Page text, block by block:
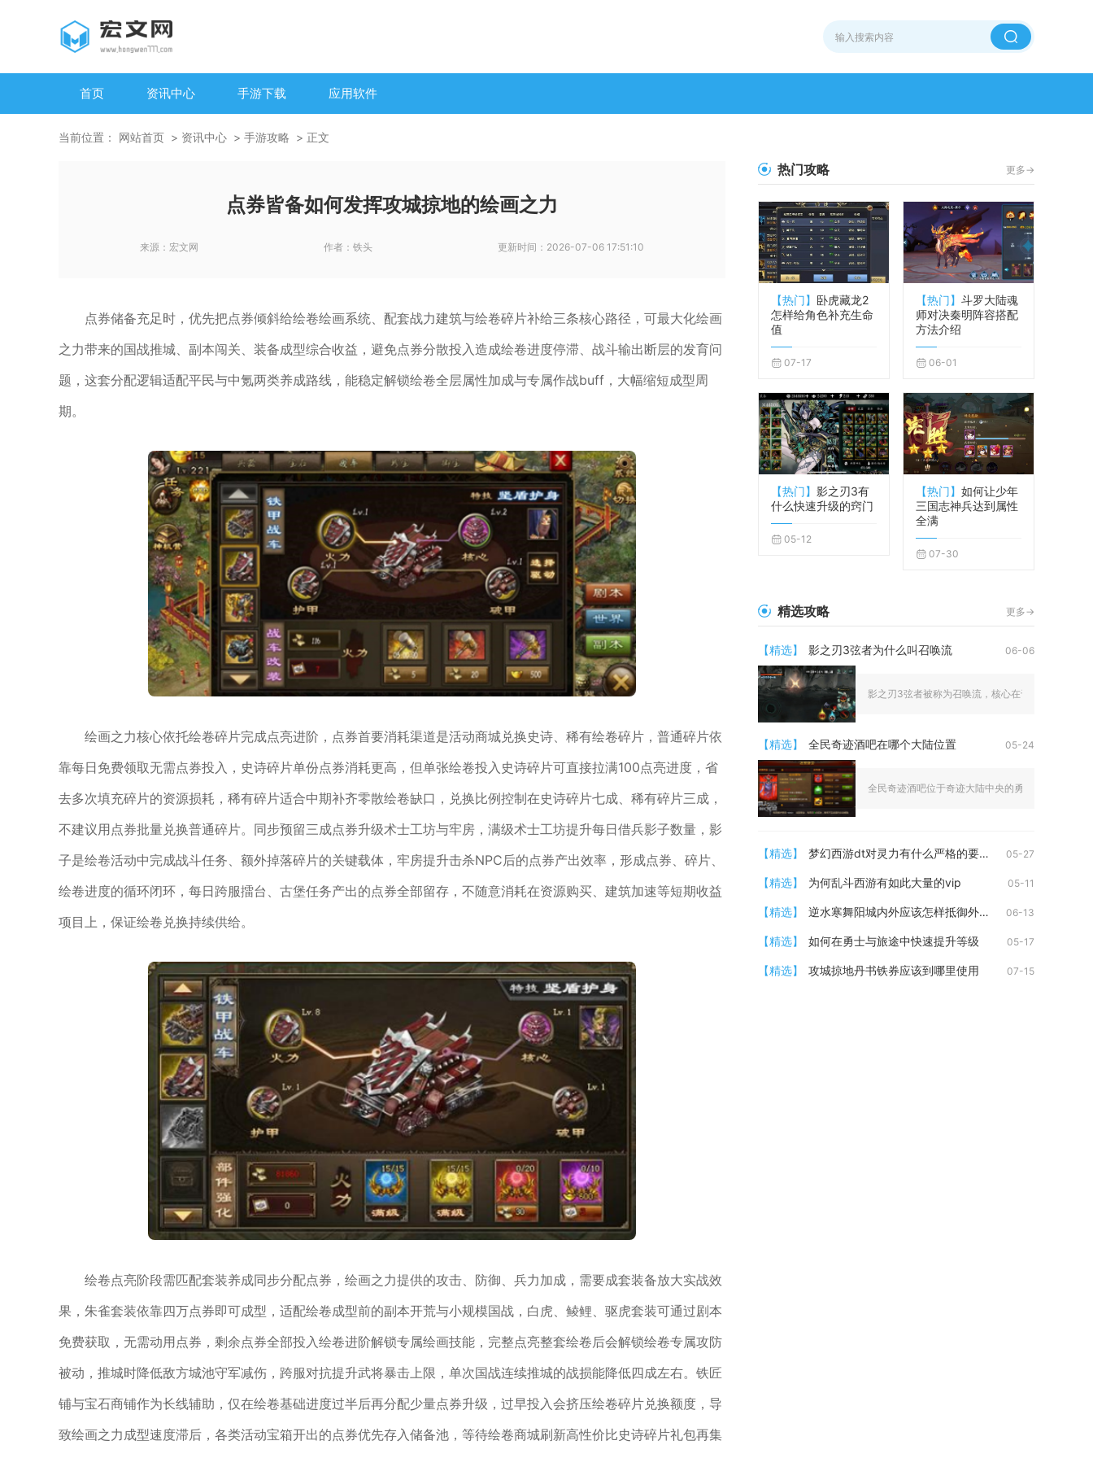
首页 资讯中心 手游下载 应用软件
当前位置： 网站首页 资讯中心 手游攻略 正文
点券皆备如何发挥攻城掠地的绘画之力
来源： 宏文网 作者： 铁头 更新时间： 2026-07-06 17:51:10
点券储备充足时，优先把点券倾斜给绘卷绘画系统、配套战力建筑与绘卷碎片补给三条核心路径，可最大化绘画
之力带来的国战推城、副本闯关、装备成型综合收益，避免点券分散投入造成绘卷进度停滞、战斗输出断层的发育问
题，这套分配逻辑适配平民与中氪两类养成路线，能稳定解锁绘卷全层属性加成与专属作战buff，大幅缩短成型周
期。
绘画之力核心依托绘卷碎片完成点亮进阶，点券首要消耗渠道是活动商城兑换史诗、稀有绘卷碎片，普通碎片依
靠每日免费领取无需点券投入，史诗碎片单份点券消耗更高，但单张绘卷投入史诗碎片可直接拉满100点亮进度，省
去多次填充碎片的资源损耗，稀有碎片适合中期补齐零散绘卷缺口，兑换比例控制在史诗碎片七成、稀有碎片三成，
不建议用点券批量兑换普通碎片。同步预留三成点券升级术士工坊与牢房，满级术士工坊提升每日借兵影子数量，影
子是绘卷活动中完成战斗任务、额外掉落碎片的关键载体，牢房提升击杀NPC后的点券产出效率，形成点券、碎片、
绘卷进度的循环闭环，每日跨服擂台、古堡任务产出的点券全部留存，不随意消耗在资源购买、建筑加速等短期收益
项目上，保证绘卷兑换持续供给。
绘卷点亮阶段需匹配套装养成同步分配点券，绘画之力提供的攻击、防御、兵力加成，需要成套装备放大实战效
果，朱雀套装依靠四万点券即可成型，适配绘卷成型前的副本开荒与小规模国战，白虎、鲮鲤、驱虎套装可通过剧本
免费获取，无需动用点券，剩余点券全部投入绘卷进阶解锁专属绘画技能，完整点亮整套绘卷后会解锁绘卷专属攻防
被动，推城时降低敌方城池守军减伤，跨服对抗提升武将暴击上限，单次国战连续推城的战损能降低四成左右。铁匠
铺与宝石商铺作为长线辅助，仅在绘卷基础进度过半后再分配少量点券升级，过早投入会挤压绘卷碎片兑换额度，导
致绘画之力成型速度滞后，各类活动宝箱开出的点券优先存入储备池，等待绘卷商城刷新高性价比史诗碎片礼包再集
热门攻略 更多->
【热门】 卧虎藏龙2
怎样给角色补充生命
值
07-17
【热门】 斗罗大陆魂
师对决秦明阵容搭配
方法介绍
06-01
【热门】 影之刃3有
什么快速升级的窍门
05-12
【热门】 如何让少年
三国志神兵达到属性
全满
07-30
精选攻略 更多->
【精选】 影之刃3弦者为什么叫召唤流 06-06
影之刃3弦者被称为召唤流，核心在于其转职圣音后
【精选】 全民奇迹酒吧在哪个大陆位置 05-24
全民奇迹酒吧位于奇迹大陆中央的勇者大陆主城核
【精选】 梦幻西游dt对灵力有什么严格的要求 05-27
【精选】 为何乱斗西游有如此大量的vip 05-11
【精选】 逆水寒舞阳城内外应该怎样抵御外敌 06-13
【精选】 如何在勇士与旅途中快速提升等级 05-17
【精选】 攻城掠地丹书铁券应该到哪里使用 07-15